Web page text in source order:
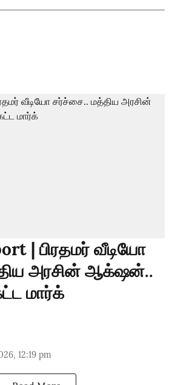
| பிரதமர் வீடியோ
அரசின் ஆக்‌ஷன்..
மார்க்
12:19 pm